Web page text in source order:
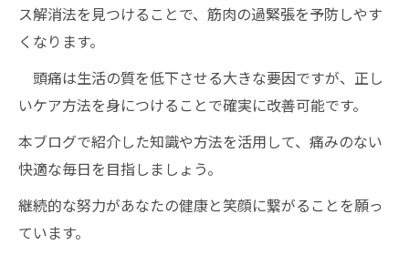
ス解消法を見つけることで、筋肉の過緊張を予防しやす
くなります。
頭痛は生活の質を低下させる大きな要因ですが、正し
いケア方法を身につけることで確実に改善可能です。
本ブログで紹介した知識や方法を活用して、痛みのない
快適な毎日を目指しましょう。
継続的な努力があなたの健康と笑顔に繋がることを願っ
ています。